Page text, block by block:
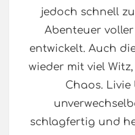
jedoch schnell
Abenteuer
entwickelt. Auch
wieder mit viel
Chaos.
schlagfertig und